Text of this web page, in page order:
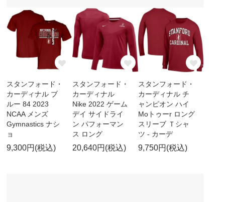
スタンフォード・
カーディナル ブ
ルー 84 2023
NCAA メンズ
Gymnastics ナシ
ョ
9,300円(税込)
スタンフォード・
カーディナル
Nike 2022 ゲーム
デイ サイドライ
ン パフォーマン
ス ロング
20,640円(税込)
スタンフォード・
カーディナル チ
ャンピオン ハイ
Moトゥーr ロング
スリーブ Ｔシャ
ツ - カーデ
9,750円(税込)